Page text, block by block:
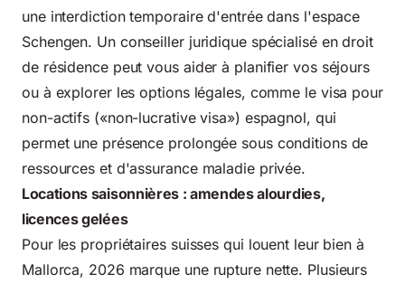
une interdiction temporaire d'entrée dans l'espace
Schengen. Un conseiller juridique spécialisé en droit
de résidence peut vous aider à planifier vos séjours
ou à explorer les options légales, comme le visa pour
non-actifs («non-lucrative visa») espagnol, qui
permet une présence prolongée sous conditions de
ressources et d'assurance maladie privée.
Locations saisonnières : amendes alourdies,
licences gelées
Pour les propriétaires suisses qui louent leur bien à
Mallorca, 2026 marque une rupture nette. Plusieurs